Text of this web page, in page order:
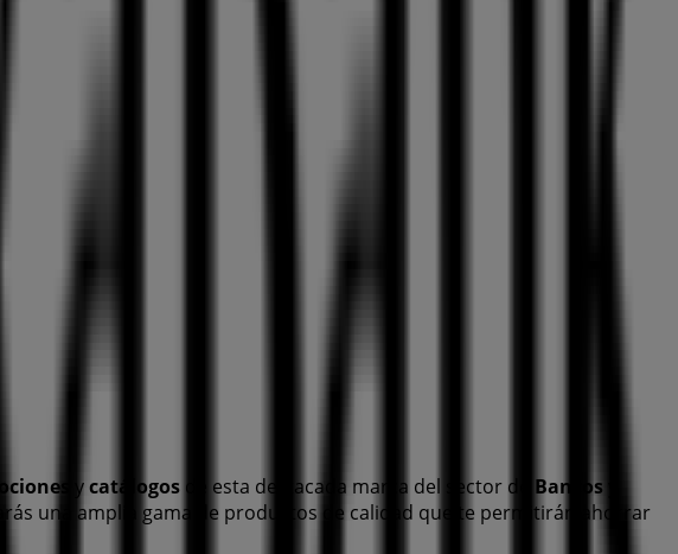
ycatálogos de esta destacada marca del sector de Bancos y
una amplia gama de productos de calidad que te permitirán ahorrar